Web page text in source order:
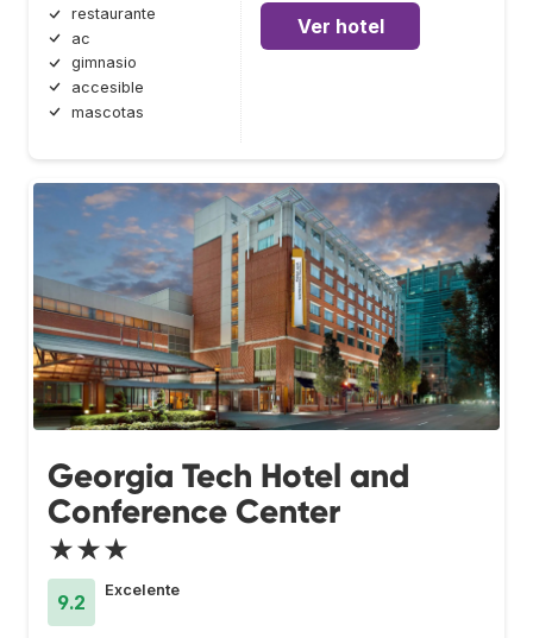
restaurante
ac
gimnasio
accesible
mascotas
Ver hotel
Georgia Tech Hotel and
Conference Center
★★★
9.2
Excelente